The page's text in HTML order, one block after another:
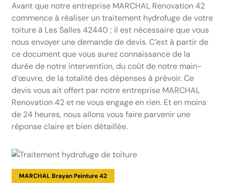
Avant que notre entreprise MARCHAL Renovation 42
commence à réaliser un traitement hydrofuge de votre
toiture à Les Salles 42440 ; il est nécessaire que vous
nous envoyer une demande de devis. C’est à partir de
ce document que vous aurez connaissance de la
durée de notre intervention, du coût de notre main-
d’œuvre, de la totalité des dépenses à prévoir. Ce
devis vous ait offert par notre entreprise MARCHAL
Renovation 42 et ne vous engage en rien. Et en moins
de 24 heures, nous allons vous faire parvenir une
réponse claire et bien détaillée.
MARCHAL Brayan Peinture 42